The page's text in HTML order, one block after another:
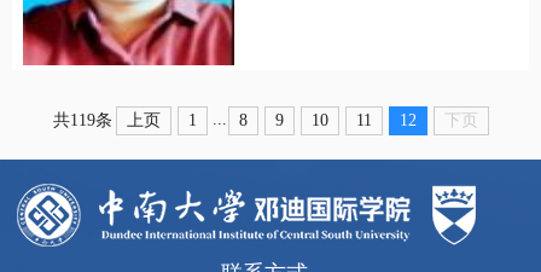
共119条 上页 1 8 9 10 11 12 下页